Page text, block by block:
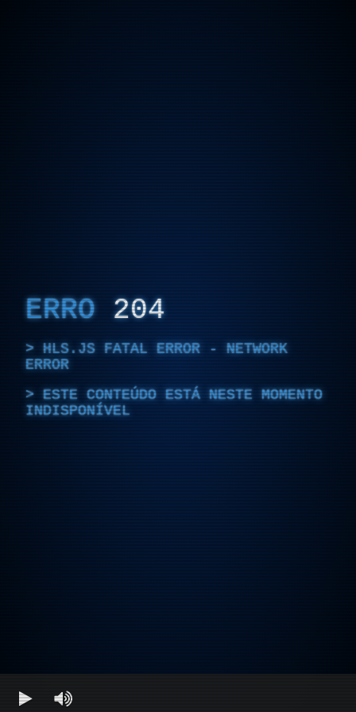
ERRO 204
HLS.JS FATAL ERROR - NETWORK
ERROR
ESTE CONTEÚDO ESTÁ NESTE MOMENTO
INDISPONÍVEL